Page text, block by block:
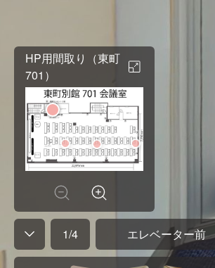
HP用間取り（東町
701）
1/4 エレベーター前